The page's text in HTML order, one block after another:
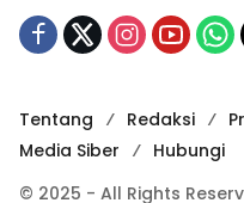
Tentang Redaksi
Media Siber
Hubungi
© 2025 - All Rights